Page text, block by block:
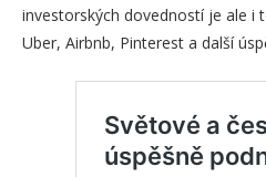
investorských dovedností je ale i
Uber, Airbnb, Pinterest a další